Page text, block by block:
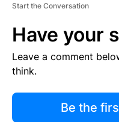
Start the Conversation
Have your
Leave a comment
think.
Be the